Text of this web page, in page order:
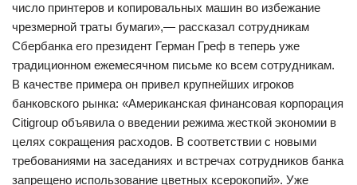
число принтеров и копировальных машин во избежание
чрезмерной траты бумаги»,— рассказал сотрудникам
Сбербанка его президент Герман Греф в теперь уже
традиционном ежемесячном письме ко всем сотрудникам.
В качестве примера он привел крупнейших игроков
банковского рынка: «Американская финансовая корпорация
Citigroup объявила о введении режима жесткой экономии в
целях сокращения расходов. В соответствии с новыми
требованиями на заседаниях и встречах сотрудников банка
запрещено использование цветных ксерокопий». Уже